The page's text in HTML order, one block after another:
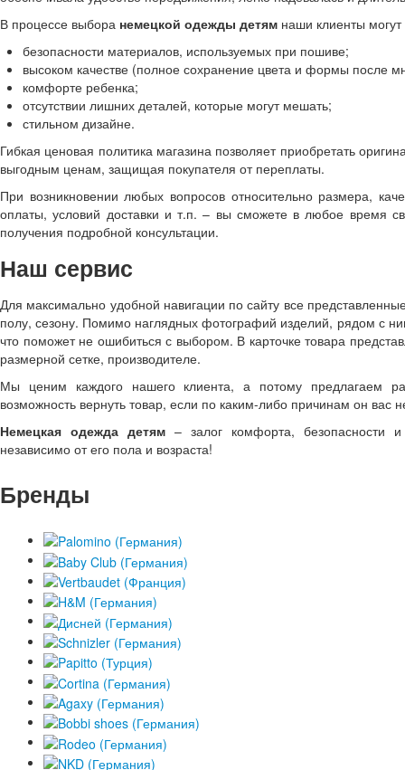
В процессе выбора немецкой одежды детям наши клиенты
безопасности материалов, используемых при пошиве;
высоком качестве (полное сохранение цвета и формы после
комфорте ребенка;
отсутствии лишних деталей, которые могут мешать;
стильном дизайне.
Гибкая ценовая политика магазина позволяет приобретать
выгодным ценам, защищая покупателя от переплаты.
При возникновении любых вопросов относительно размера,
оплаты, условий доставки и т.п. – вы сможете в любое время
получения подробной консультации.
Наш сервис
Для максимально удобной навигации по сайту все
полу, сезону. Помимо наглядных фотографий изделий, рядом с
что поможет не ошибиться с выбором. В карточке товара
размерной сетке, производителе.
Мы ценим каждого нашего клиента, а потому предлагаем
возможность вернуть товар, если по каким-либо причинам он вас
Немецкая одежда детям – залог комфорта, безопасности
независимо от его пола и возраста!
Бренды